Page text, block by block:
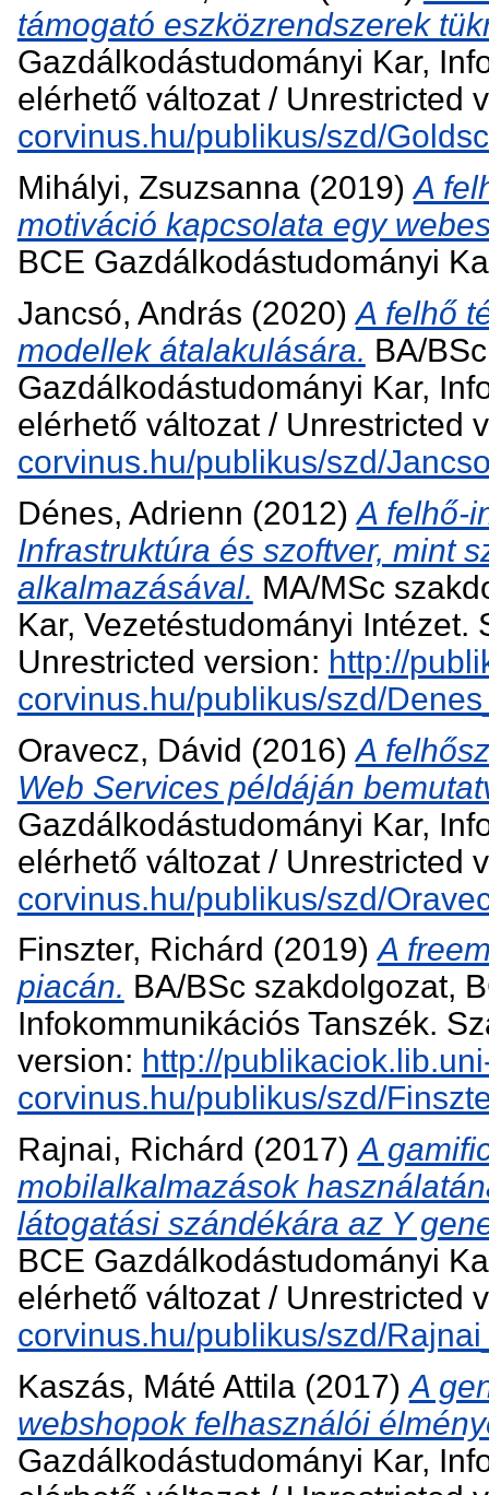
támogató eszközrendszerek
Gazdálkodástudományi Kar,
elérhető változat / Unrestricted
corvinus.hu/publikus/szd/
Mihályi, Zsuzsanna(2019)A
motiváció kapcsolata egy
BCE Gazdálkodástudományi
Jancsó, András (2020)A felhő
modellek átalakulására. BA/
Gazdálkodástudományi Kar,
elérhető változat / Unrestricted
corvinus.hu/publikus/szd/
Dénes, Adrienn (2012)A felhő-
Infrastruktúra és szoftver, mint
alkalmazásával. MA/MSc
Kar, Vezetéstudományi
Unrestricted version: http://
corvinus.hu/publikus/szd/
Oravecz, Dávid (2016) A
Web Services példáján
Gazdálkodástudományi Kar,
elérhető változat / Unrestricted
corvinus.hu/publikus/szd/
Finszter, Richárd (2019)A
piacán. BA/BSc szakdolgozat,
Infokommunikációs Tanszék.
version: http://
corvinus.hu/publikus/szd/
Rajnai, Richárd (2017)A
mobilalkalmazások
látogatási szándékára az Y
BCE Gazdálkodástudományi
elérhető változat / Unrestricted
corvinus.hu/publikus/szd/
Kaszás, Máté Attila(2017)A
webshopok felhasználói
Gazdálkodástudományi Kar,